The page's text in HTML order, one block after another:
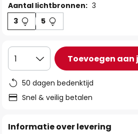
Aantal lichtbronnen: 3
3
5
1 Toevoegen aan
50 dagen bedenktijd
Snel & veilig betalen
Informatie over levering